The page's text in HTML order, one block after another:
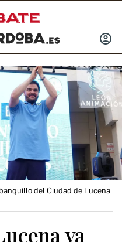
INICIAR
del Ciudad de Lucena
ya